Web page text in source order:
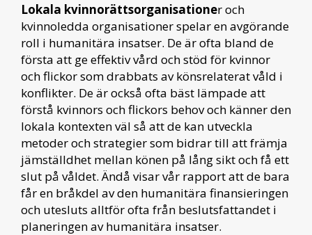
Lokala kvinnorättsorganisationer och
kvinnoledda organisationer spelar en avgörande
roll i humanitära insatser. De är ofta bland de
första att ge effektiv vård och stöd för kvinnor
och flickor som drabbats av könsrelaterat våld i
konflikter. De är också ofta bäst lämpade att
förstå kvinnors och flickors behov och känner den
lokala kontexten väl så att de kan utveckla
metoder och strategier som bidrar till att främja
jämställdhet mellan könen på lång sikt och få ett
slut på våldet. Ändå visar vår rapport att de bara
får en bråkdel av den humanitära finansieringen
och utesluts alltför ofta från beslutsfattandet i
planeringen av humanitära insatser.